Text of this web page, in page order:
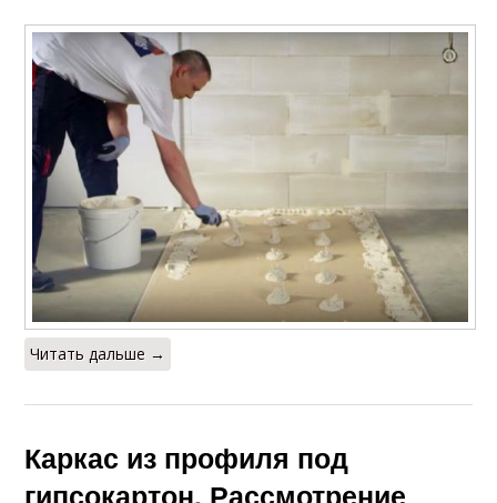
Читать дальше →
Каркас из профиля под